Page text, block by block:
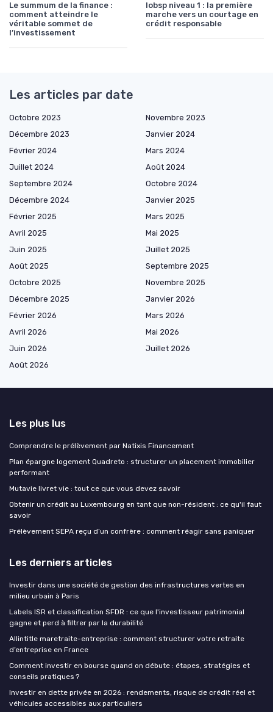
Le summum de la finance :
comment atteindre le
véritable sommet de
l’investissement
Iobsp niveau 1 : la première
marche vers un courtage en
crédit responsable
Les articles par date
Octobre 2023
Novembre 2023
Décembre 2023
Janvier 2024
Février 2024
Mars 2024
Juillet 2024
Août 2024
Septembre 2024
Octobre 2024
Décembre 2024
Janvier 2025
Février 2025
Mars 2025
Avril 2025
Mai 2025
Juin 2025
Juillet 2025
Août 2025
Septembre 2025
Octobre 2025
Novembre 2025
Décembre 2025
Janvier 2026
Février 2026
Mars 2026
Avril 2026
Mai 2026
Juin 2026
Juillet 2026
Août 2026
Les plus lus
Comprendre le prélèvement par Natixis Financement
Plan épargne logement Quadreto : structurer un placement immobilier
performant
Mutavie livret vie : tout ce que vous devez savoir
Obtenir un crédit au Luxembourg en tant que non-résident : ce qu'il faut
savoir
Prélèvement SEPA reçu d’un confrère : comment réagir sans paniquer
Les derniers articles
Investir dans une société de gestion des infrastructures vertes en
milieu urbain à Paris
Labels ISR et classification SFDR : ce que l'investisseur patrimonial
gagne et perd à filtrer par la durabilité
Allintitle maretraite-entreprise : comment structurer votre retraite
d’entreprise en France
Comment investir en bourse quand on débute : étapes, stratégies et
conseils pratiques ?
Investir en dette privée en 2026 : rendements, risque de crédit réel et
véhicules accessibles aux particuliers